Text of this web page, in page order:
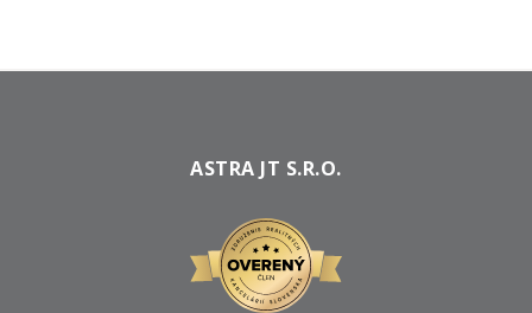
ASTRA JT S.R.O.